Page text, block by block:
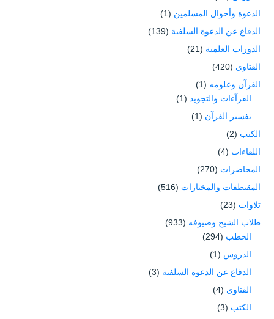
الدعوة وأحوال المسلمين (1)
الدفاع عن الدعوة السلفية (139)
الدورات العلمية (21)
الفتاوى (420)
القرآن وعلومه (1)
القرآءات والتجويد (1)
تفسير القرآن (1)
الكتب (2)
اللقاءات (4)
المحاضرات (270)
المقتطفات والمختارات (516)
تلاوات (23)
طلاب الشيخ وضيوفه (933)
الخطب (294)
الدروس (1)
الدفاع عن الدعوة السلفية (3)
الفتاوى (4)
الكتب (3)